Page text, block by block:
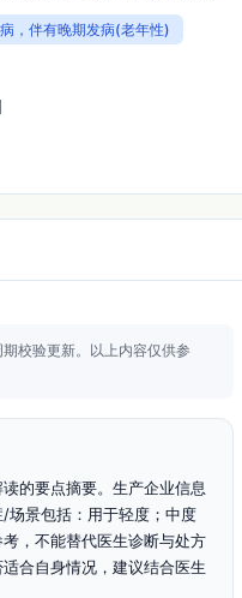
，伴有晚期发病(老年性)
校验更新。 以上内容仅供参
的要点摘要。生产企业信息
/场景包括：用于轻度；中度
，不能替代医生诊断与处方
合自身情况，建议结合医生